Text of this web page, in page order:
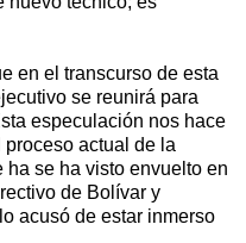
en el transcurso de esta
se reunirá para
especulación nos hace
actual de la
se ha visto envuelto en
de Bolívar y
acusó de estar inmerso